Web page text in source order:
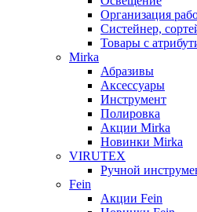
Организация
Систейнер,
Товары с
Mirka
Абразивы
Аксессуары
Инструмент
Полировка
Акции Mirka
Новинки Mirka
VIRUTEX
Ручной
Fein
Акции Fein